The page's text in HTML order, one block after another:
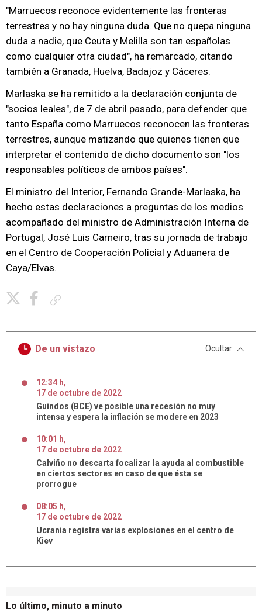
"Marruecos reconoce evidentemente las fronteras
terrestres y no hay ninguna duda. Que no quepa ninguna
duda a nadie, que Ceuta y Melilla son tan españolas
como cualquier otra ciudad", ha remarcado, citando
también a Granada, Huelva, Badajoz y Cáceres.
Marlaska se ha remitido a la declaración conjunta de
"socios leales", de 7 de abril pasado, para defender que
tanto España como Marruecos reconocen las fronteras
terrestres, aunque matizando que quienes tienen que
interpretar el contenido de dicho documento son "los
responsables políticos de ambos países".
El ministro del Interior, Fernando Grande-Marlaska, ha
hecho estas declaraciones a preguntas de los medios
acompañado del ministro de Administración Interna de
Portugal, José Luis Carneiro, tras su jornada de trabajo
en el Centro de Cooperación Policial y Aduanera de
Caya/Elvas.
Lo último, minuto a minuto
De un vistazo Ocultar
12:34 h,
17 de octubre de 2022
Guindos (BCE) ve posible una recesión no muy
intensa y espera la inflación se modere en 2023
10:01 h,
17 de octubre de 2022
Calviño no descarta focalizar la ayuda al combustible
en ciertos sectores en caso de que ésta se
prorrogue
08:05 h,
17 de octubre de 2022
Ucrania registra varias explosiones en el centro de
Kiev